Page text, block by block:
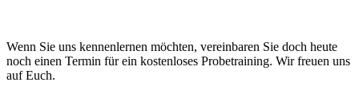
Wenn Sie uns kennenlernen möchten, vereinbaren Sie doch heute
noch einen Termin für ein kostenloses Probetraining. Wir freuen uns
auf Euch.